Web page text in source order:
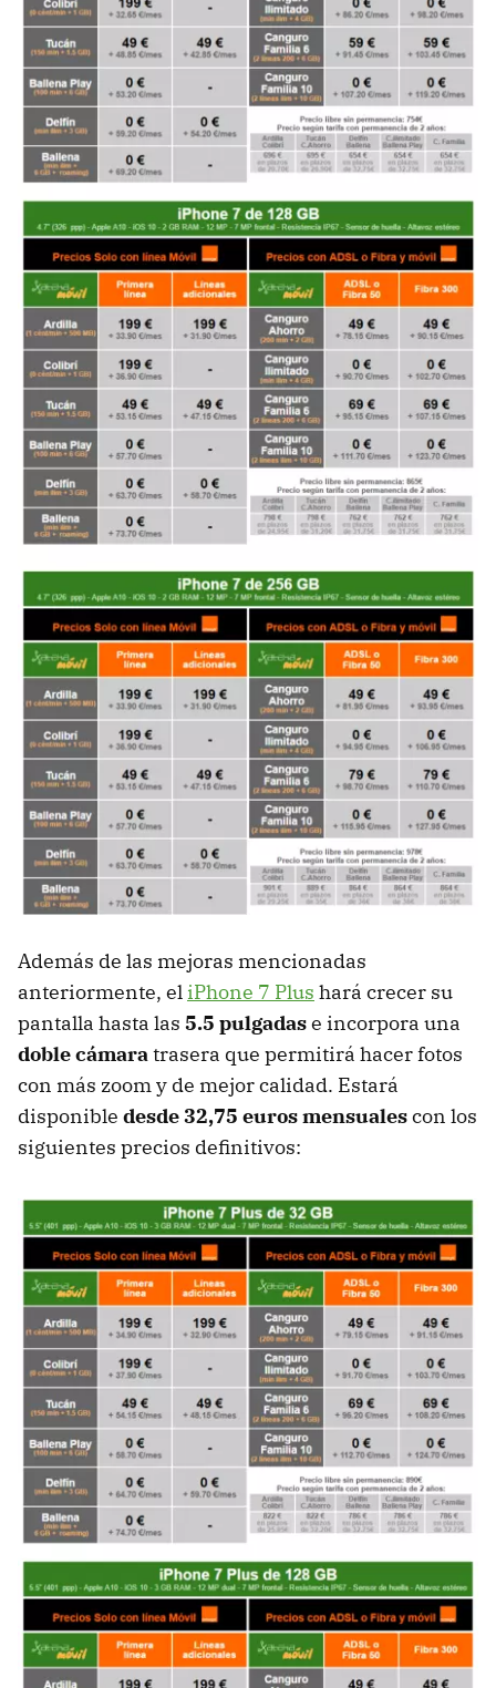
Además de las mejoras mencionadas
anteriormente, el iPhone 7 Plus hará crecer su
pantalla hasta las 5.5 pulgadase incorpora una
doble cámaratrasera que permitirá hacer fotos
con más zoom y de mejor calidad. Estará
disponible desde 32,75 euros mensualescon los
siguientes precios definitivos: